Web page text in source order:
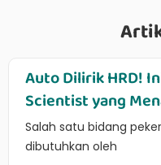
Auto Dilirik HRD!
Scientist yang
Salah satu bidang
dibutuhkan oleh